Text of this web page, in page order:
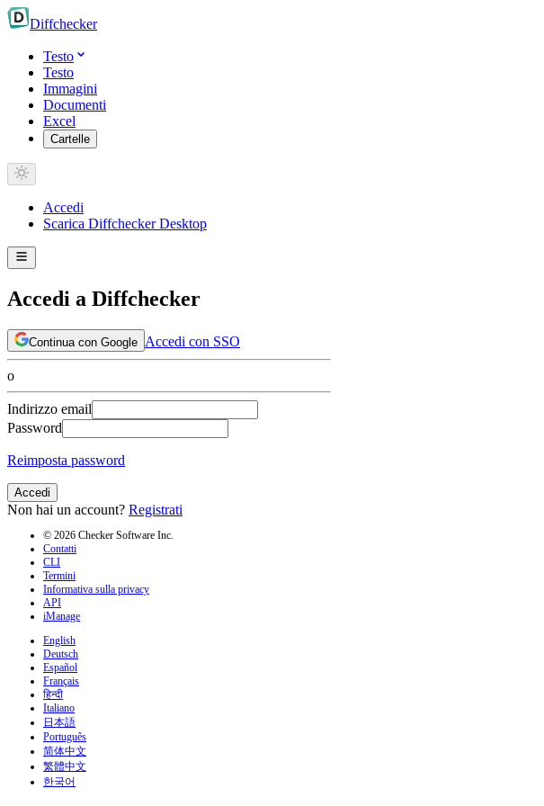
Diffchecker
Testo
Testo
Immagini
Documenti
Excel
Cartelle
Accedi
Scarica Diffchecker Desktop
Accedi a Diffchecker
Continua con Google Accedi con SSO
o
Indirizzo email
Password
Reimposta password
Accedi
Non hai un account? Registrati
© 2026 Checker Software Inc.
Contatti
CLI
Termini
Informativa sulla privacy
API
iManage
English
Deutsch
Español
Français
हिन्दी
Italiano
日本語
Português
简体中文
繁體中文
한국어